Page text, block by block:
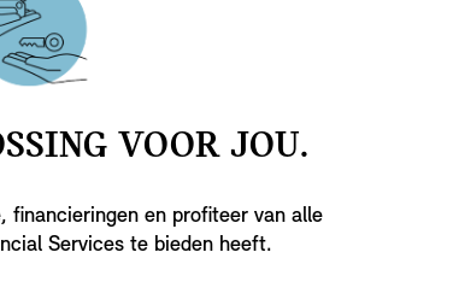
VOOR JOU.
financieringen en profiteer van alle
Services te bieden heeft.